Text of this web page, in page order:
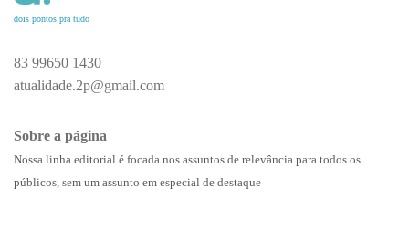
dois pontos pra tudo
83 99650 1430
atualidade.2p@gmail.com
Sobre a página
Nossa linha editorial é focada nos assuntos de relevância para todos os
públicos, sem um assunto em especial de destaque